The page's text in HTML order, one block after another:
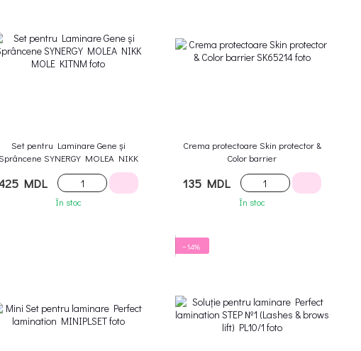
Set pentru Laminare Gene și
SYNERGY MOLEA NIKK
MDL
În stoc
Crema protectoare Skin protector &
Color barrier
135 MDL
În stoc
−14%